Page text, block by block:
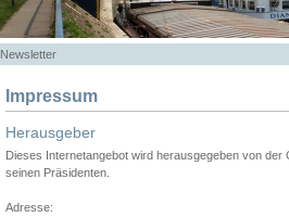
Newsletter
Impressum
Herausgeber
Dieses Internetangebot wird herausgegeben von
seinen Präsidenten.
Adresse: